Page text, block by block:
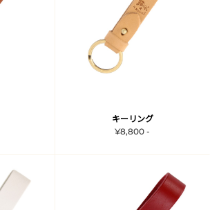
キーリング
¥8,800 -